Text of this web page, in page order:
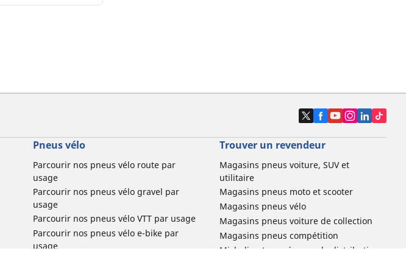
Pneus vélo
Parcourir nos pneus vélo route par
usage
Parcourir nos pneus vélo gravel par
usage
Parcourir nos pneus vélo VTT par usage
Parcourir nos pneus vélo e-bike par
usage
Trouver un revendeur
Magasins pneus voiture, SUV et
utilitaire
Magasins pneus moto et scooter
Magasins pneus vélo
Magasins pneus voiture de collection
Magasins pneus compétition
Michelin et ses réseaux de distribution